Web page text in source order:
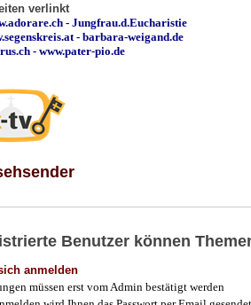
verlinkt
-Jungfrau.d.Eucharistie
-barbara-weigand.de
- www.pater-pio.de
Benutzer können
anmelden
müssen erst vom Admin bestätigt werden